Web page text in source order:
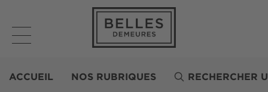
contenu
principal
Demeures
ACCUEIL NOS RUBRIQUES RECHERCHER